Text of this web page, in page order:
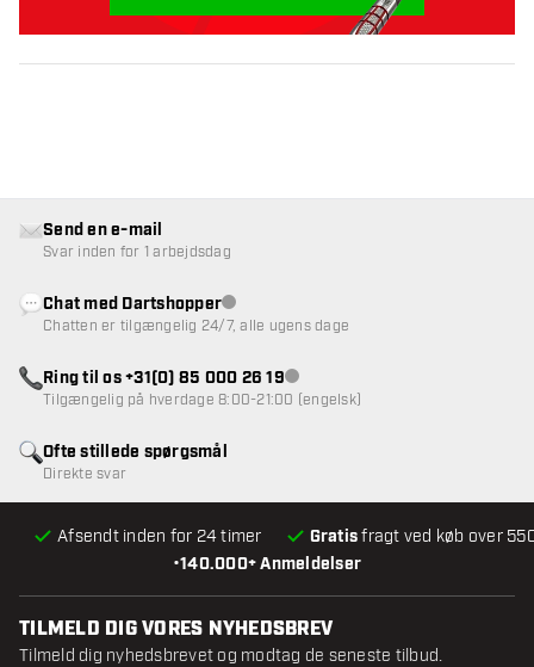
•140.000+ Anmeldelser
Afsendt inden for 24 timer Gratisfragt ved køb over
Ofte stillede spørgsmål
Direkte svar
Send en e-mail
Svar inden for 1 arbejdsdag
Chat med DartshopperKundeservice ikke tilgængelig
Chatten er tilgængelig 24/7, alle ugens dage
Ring til os +31(0) 85 000 26 19Kundeservice ikke tilgængelig
Tilgængelig på hverdage 8:00-21:00 (engelsk)
TILMELD DIG VORES NYHEDSBREV
Tilmeld dig nyhedsbrevet og modtag de seneste tilbud.